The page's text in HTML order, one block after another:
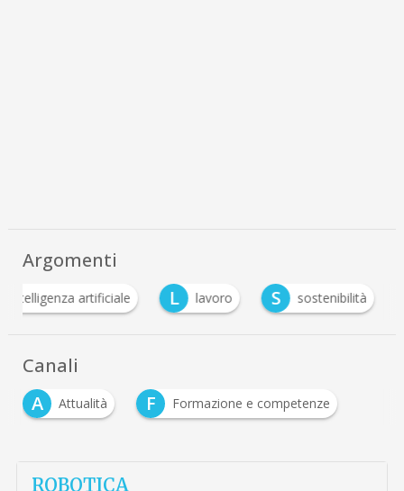
Argomenti
intelligenza artificiale L lavoro S sostenibilità
Canali
A
Attualità F Formazione e competenze
ROBOTICA